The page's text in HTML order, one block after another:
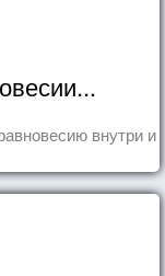
внутри и